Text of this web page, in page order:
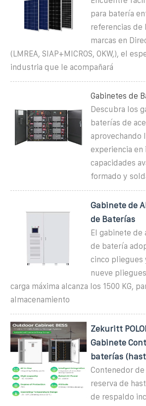
para batería
referencias de
marcas en
(LMREA, SIAP+MICROS, OKW,), el
industria que le acompañará
Gabinetes de
Descubra los
baterías de
aprovechando
experiencia en
capacidades
formado y
Gabinete de
de Baterías
El gabinete de
de batería
cinco
nueve
carga máxima alcanza los 1500 KG,
almacenamiento
Zekuritt
Gabinete
baterías
Contenedor
reserva de
de respaldo